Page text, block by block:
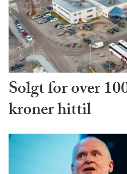
Solgt for over
kroner hittil